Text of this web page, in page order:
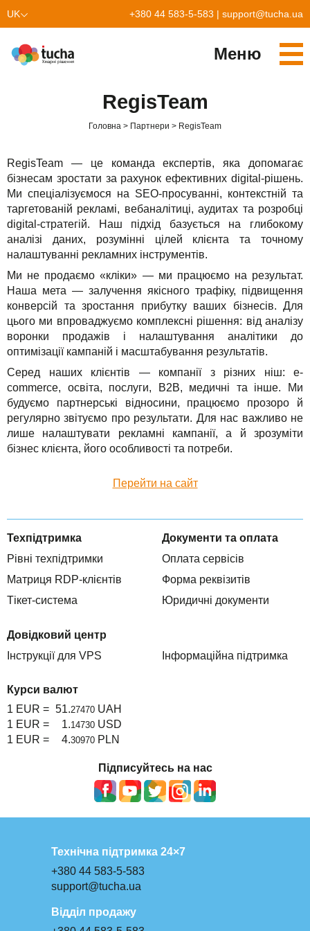
UK +380 44 583-5-583 | support@tucha.ua
Меню
TuchaBit+
TuchaBit
TuchaHost
TuchaMetal
TuchaBackup
TuchaHosting
TuchaSync
Хмари для e-commerce
Хостиг сайтів на Laravel
Хостинг CRM
Хостинг сайтів-конструкторів
Віддалений офіс
Реселінг хостингу
Стати партнером
Наші партнери
Відгуки
Блог
Про нас
Компанія
Кар'єра
Контакти
RegisTeam
Головна Партнери RegisTeam
RegisTeam — це команда експертів, яка допомагає
бізнесам зростати за рахунок ефективних digital-рішень.
Ми спеціалізуємося на SEO-просуванні, контекстній та
таргетованій рекламі, вебаналітиці, аудитах та розробці
digital-стратегій. Наш підхід базується на глибокому
аналізі даних, розумінні цілей клієнта та точному
налаштуванні рекламних інструментів.
Ми не продаємо «кліки» — ми працюємо на результат.
Наша мета — залучення якісного трафіку, підвищення
конверсій та зростання прибутку ваших бізнесів. Для
цього ми впроваджуємо комплексні рішення: від аналізу
воронки продажів і налаштування аналітики до
оптимізації кампаній і масштабування результатів.
Серед наших клієнтів — компанії з різних ніш: e-
commerce, освіта, послуги, B2B, медичні та інше. Ми
будуємо партнерські відносини, працюємо прозоро й
регулярно звітуємо про результати. Для нас важливо не
лише налаштувати рекламні кампанії, а й зрозуміти
бізнес клієнта, його особливості та потреби.
Перейти на сайт
Техпідтримка
Рівні техпідтримки
Матриця RDP-клієнтів
Тікет-система
Документи та оплата
Оплата сервісів
Форма реквізитів
Юридичні документи
Довідковий центр
Інструкції для VPS
Інформаційна підтримка
Курси валют
1 EUR = 51.27470 UAH
1 EUR =
1.14730 USD
1 EUR =
4.30970 PLN
Підписуйтесь на нас
Технічна підтримка 24×7
+380 44 583-5-583
support@tucha.ua
Відділ продажу